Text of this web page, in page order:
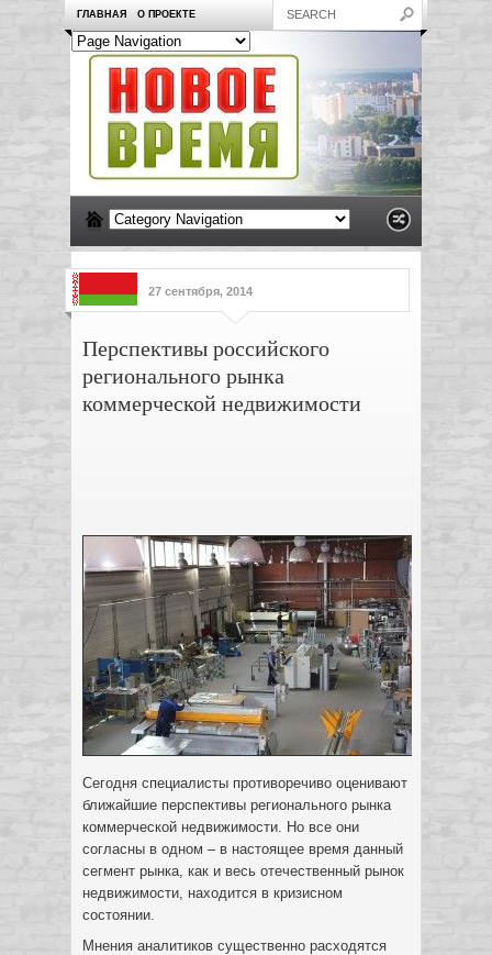
ГЛАВНАЯ О ПРОЕКТЕ
27 сентября, 2014
Перспективы российского
регионального рынка
коммерческой недвижимости
Сегодня специалисты противоречиво оценивают
ближайшие перспективы регионального рынка
коммерческой недвижимости. Но все они
согласны в одном – в настоящее время данный
сегмент рынка, как и весь отечественный рынок
недвижимости, находится в кризисном
состоянии.
Мнения аналитиков существенно расходятся